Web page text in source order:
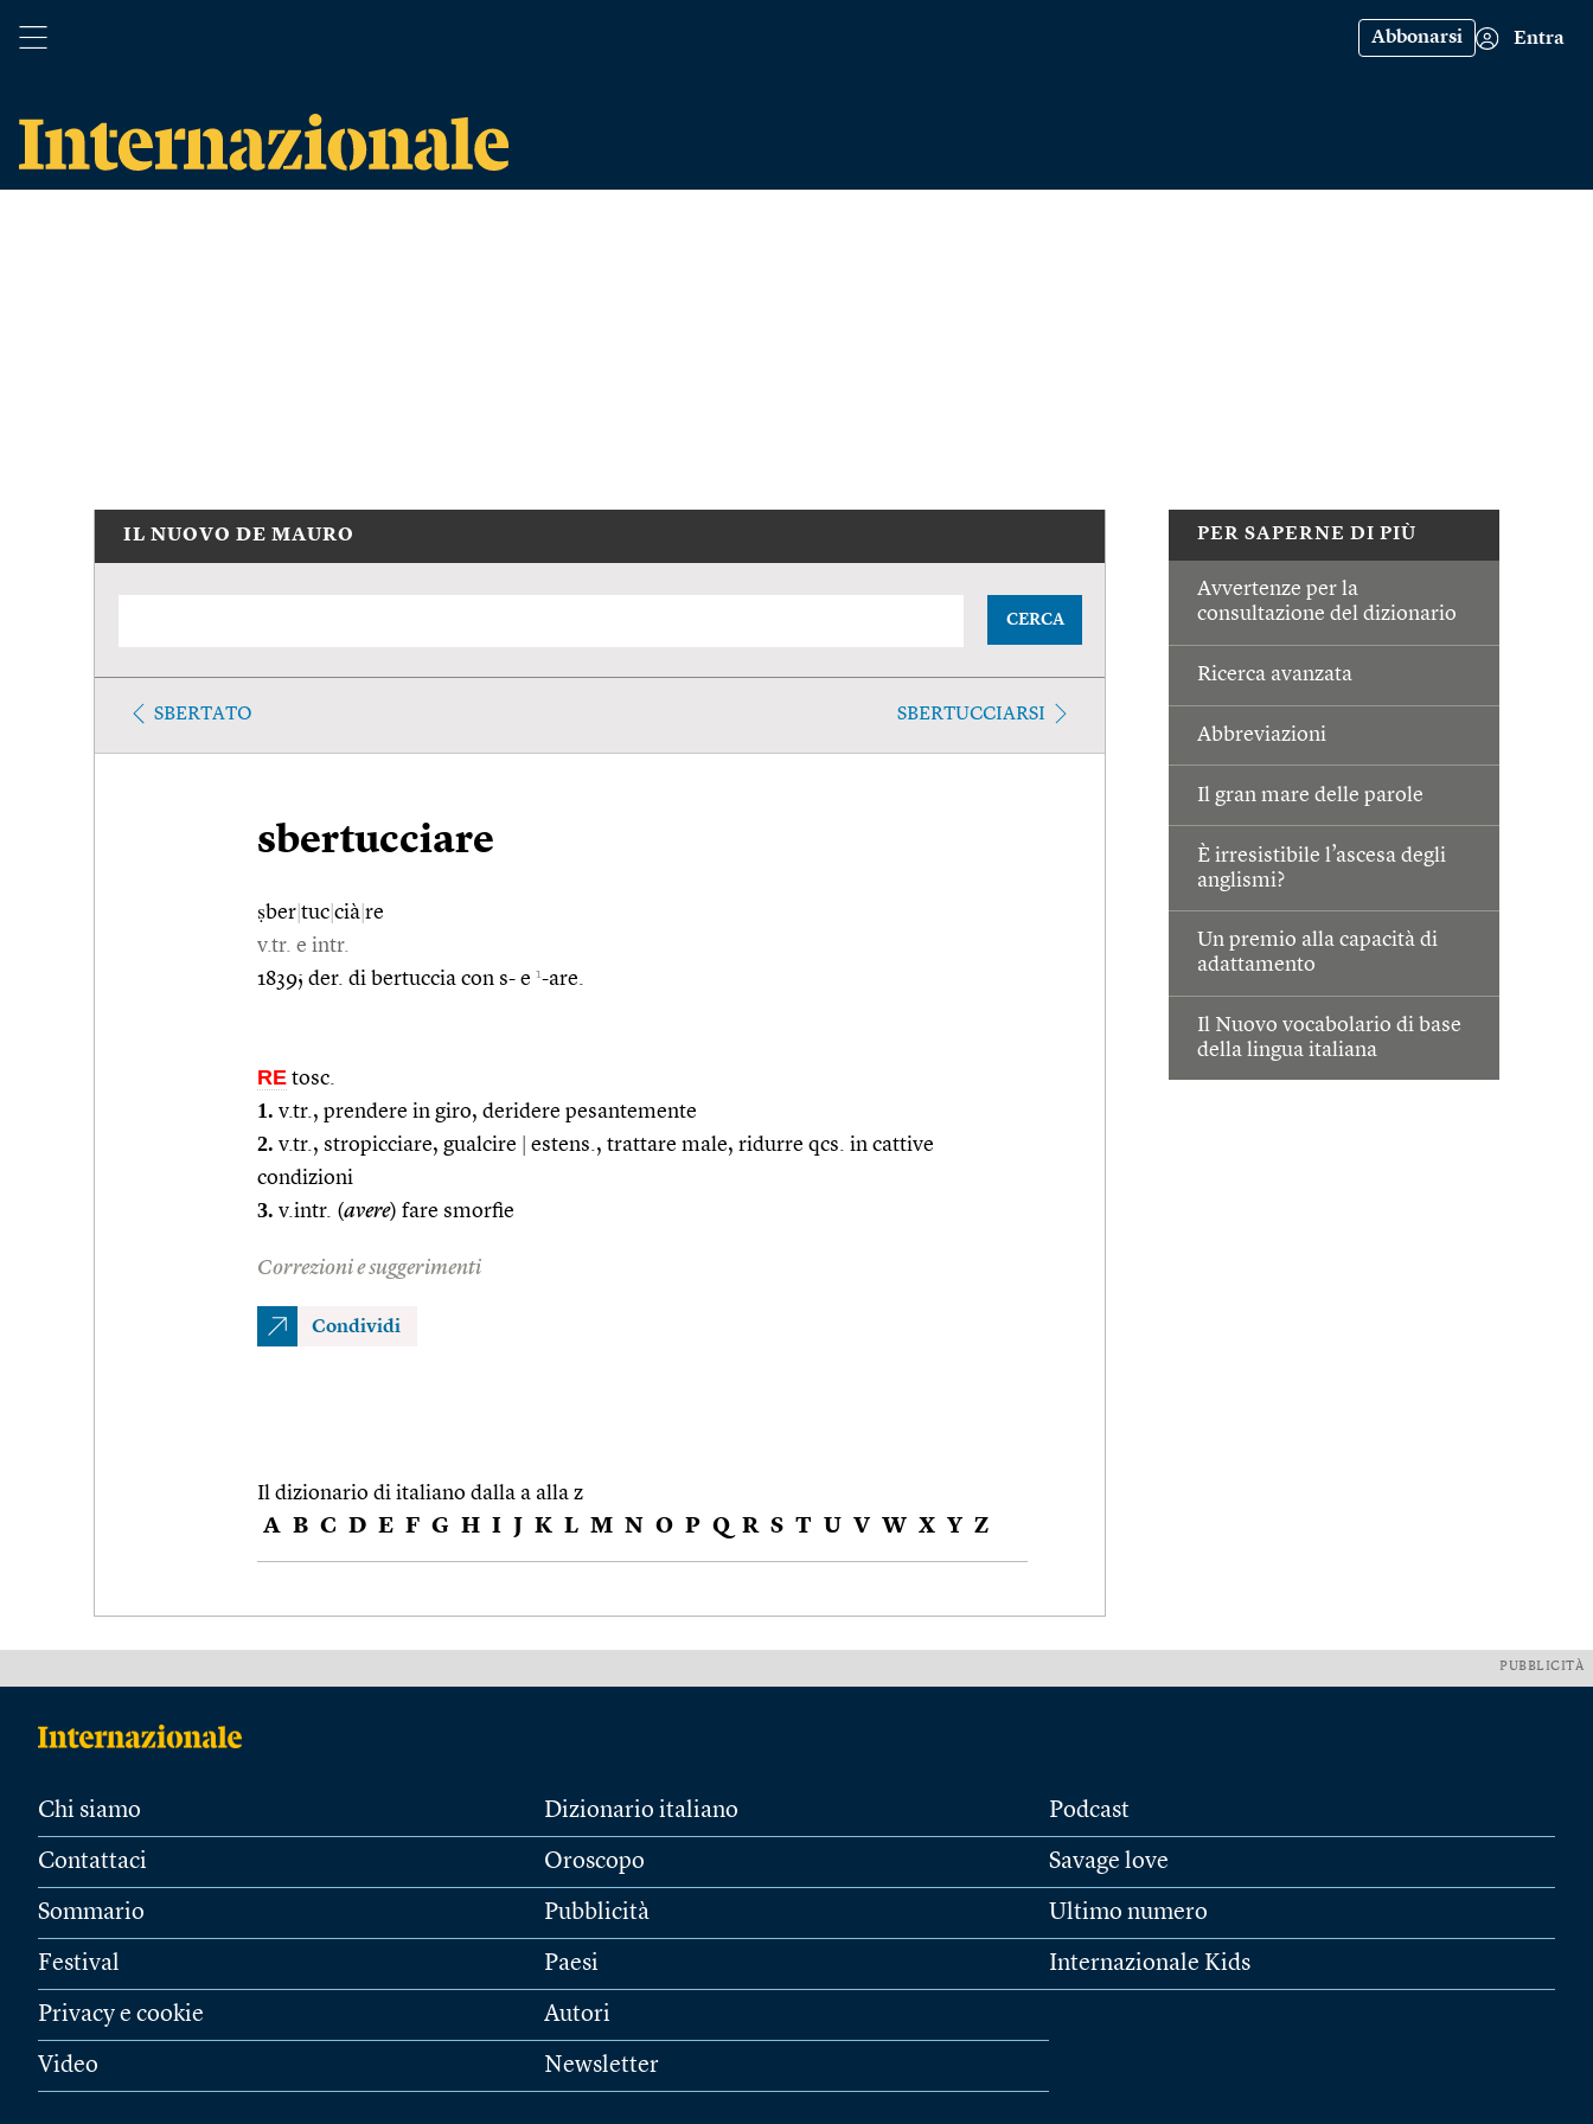
Abbonarsi Entra
PER SAPERNE DI PIÙ
Avvertenze per la
consultazione del dizionario
Ricerca avanzata
Abbreviazioni
Il gran mare delle parole
È irresistibile l’ascesa degli
anglismi?
Un premio alla capacità di
adattamento
Il Nuovo vocabolario di base
della lingua italiana
IL NUOVO DE MAURO
CERCA
SBERTATO SBERTUCCIARSI
sbertucciare
ṣber tuc cià re
v.tr. e intr.
1839; der. di bertuccia con s- e 1-are.
RE tosc.
1. v.tr., prendere in giro, deridere pesantemente
2. v.tr., stropicciare, gualcire
estens., trattare male, ridurre qcs. in cattive
condizioni
3. v.intr. (avere) fare smorfie
Correzioni e suggerimenti
Condividi
Il dizionario di italiano dalla a alla z
A B C D E F G H I J K L M N O P Q R S T U V W X Y Z
PUBBLICITÀ
Chi siamo
Contattaci
Sommario
Festival
Privacy e cookie
Video
Dizionario italiano
Oroscopo
Pubblicità
Paesi
Autori
Newsletter
Podcast
Savage love
Ultimo numero
Internazionale Kids